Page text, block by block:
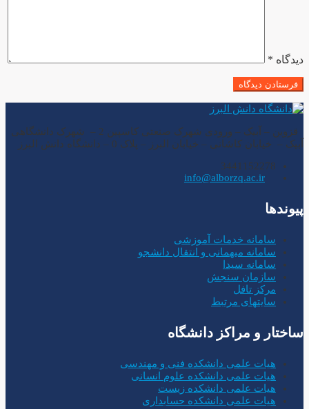
دیدگاه *
قزوین – آبیک – ورودی شهرک صنعتی کاسپین 2 – شهرک دانشگاهی
آبیک – خیابان کاشانی – خیابان البرز – پلاک 0 – دانشگاه دانش البرز
3441152278
info@alborzq.ac.ir
پیوندها
سامانه خدمات آموزشی
سامانه میهمانی و انتقال دانشجو
سامانه سیدا
سازمان سنجش
مرکز تافل
سایتهای مرتبط
ساختار و مراکز دانشگاه
هیات علمی دانشکده فنی و مهندسی
هیات علمی دانشکده علوم انسانی
هیات علمی دانشکده زیست
هیات علمی دانشکده حسابداری